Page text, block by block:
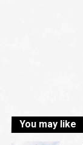
You may like